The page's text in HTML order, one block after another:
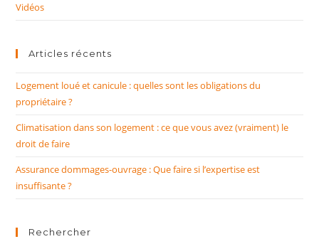
Vidéos
Articles récents
Logement loué et canicule : quelles sont les obligations du
propriétaire ?
Climatisation dans son logement : ce que vous avez (vraiment) le
droit de faire
Assurance dommages-ouvrage : Que faire si l’expertise est
insuffisante ?
Rechercher